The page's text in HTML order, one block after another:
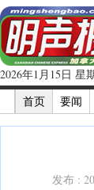
2026年1月15日 星
首页
要闻
发布 :